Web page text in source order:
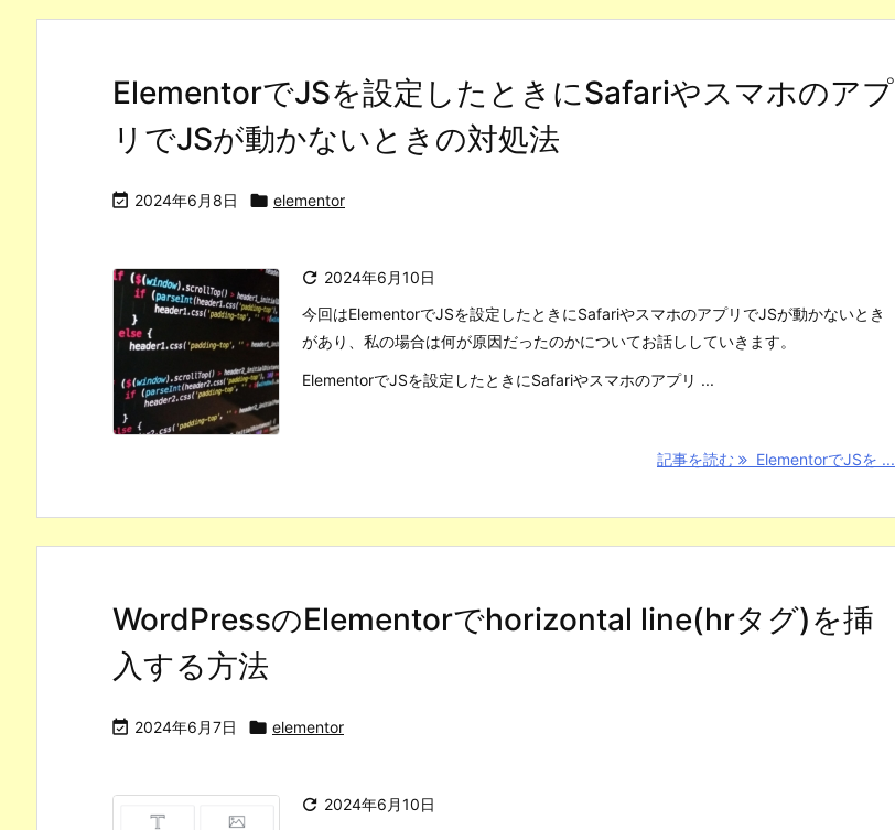
ElementorでJSを設定したときにSafariやスマホのアプ
リでJSが動かないときの対処法
 2024年6月8日  elementor
 2024年6月10日
今回はElementorでJSを設定したときにSafariやスマホのアプリでJSが動かないとき
があり、私の場合は何が原因だったのかについてお話ししていきます。
ElementorでJSを設定したときにSafariやスマホのアプリ ...
記事を読む ElementorでJSを ...
WordPressのElementorでhorizontal line(hrタグ)を挿
入する方法
 2024年6月7日  elementor
 2024年6月10日